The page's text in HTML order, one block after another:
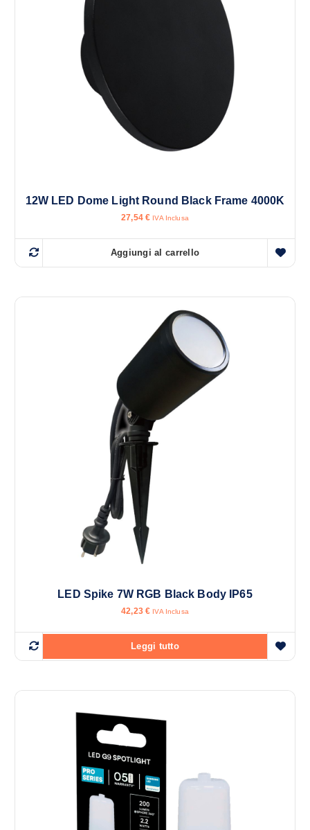
12W LED Dome Light Round Black Frame 4000K
27,54 € IVA Inclusa
Aggiungi al carrello
LED Spike 7W RGB Black Body IP65
42,23 € IVA Inclusa
Leggi tutto